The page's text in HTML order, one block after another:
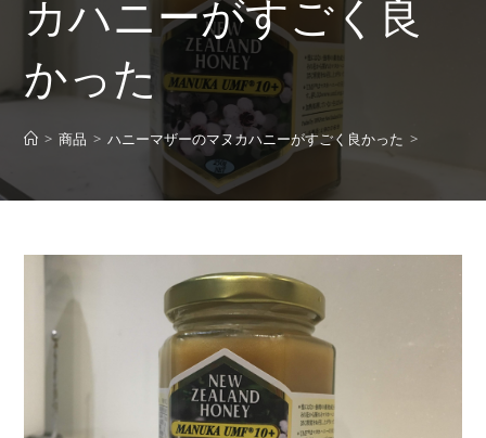
カハニーがすごく良
かった
> 商品 > ハニーマザーのマヌカハニーがすごく良かった >